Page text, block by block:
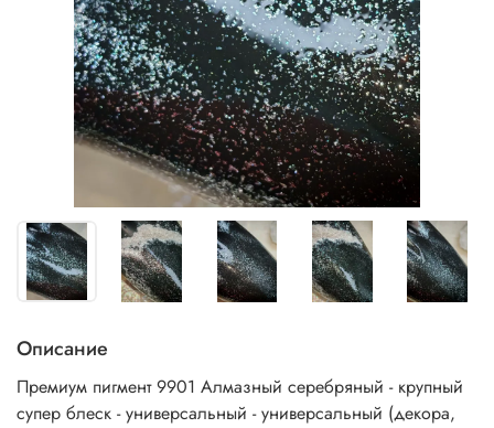
Описание
Премиум пигмент 9901 Алмазный серебряный - крупный
супер блеск - универсальный - универсальный (декора,